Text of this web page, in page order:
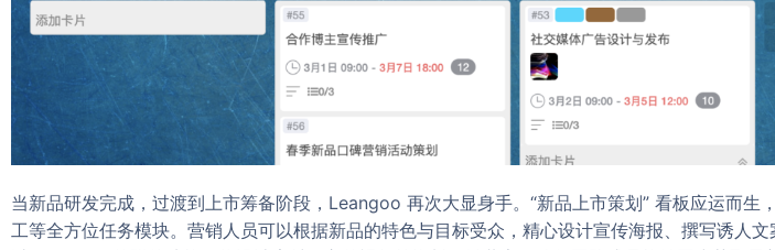
当新品研发完成，过渡到上市筹备阶段，Leangoo 再次大显身手。“新品上市策划” 看板应运而
工等全方位任务模块。营销人员可以根据新品的特色与目标受众，精心设计宣传海报、撰写诱人